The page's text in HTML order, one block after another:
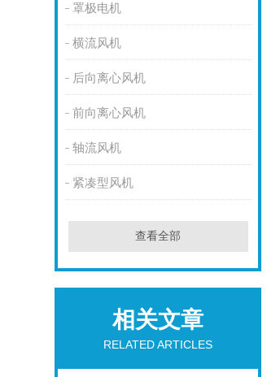
罩极电机
横流风机
后向离心风机
前向离心风机
轴流风机
紧凑型风机
查看全部
相关文章
RELATED ARTICLES